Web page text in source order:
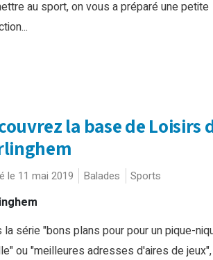
au sport, on vous a préparé une petite
la base de Loisirs
le 11 mai 2019 Balades Sports
la série "bons plans pour pour un pique-
ou "meilleures adresses d'aires de